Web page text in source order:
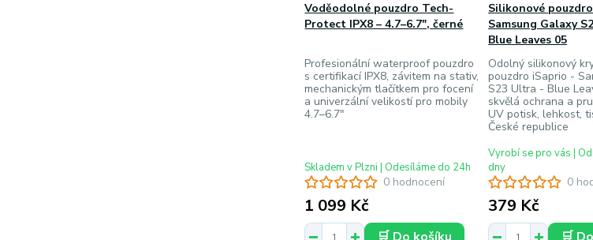
0 hodnocení
Voděodolné pouzdro Tech-
Protect IPX8 – 4.7–6.7", černé
Profesionální waterproof pouzdro
s certifikací IPX8, závitem na stativ,
mechanickým tlačítkem pro focení
a univerzální velikostí pro mobily
4.7–6.7"
1 099 Kč
Skladem v Plzni | Odesíláme do 24h
0
Silikonové
Samsung Galaxy
Blue Leaves 05
Odolný silikonový
pouzdro iSaprio -
S23 Ultra - Blue
skvělá ochrana a
UV potisk, lehkost,
České republice
379 Kč
Vyrobí se pro vás |
dny